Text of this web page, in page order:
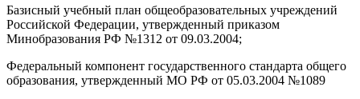
Базисный учебный план общеобразовательных учреждений
Российской Федерации, утвержденный приказом
Минобразования РФ №1312 от 09.03.2004;
Федеральный компонент государственного стандарта общего
образования, утвержденный МО РФ от 05.03.2004 №1089